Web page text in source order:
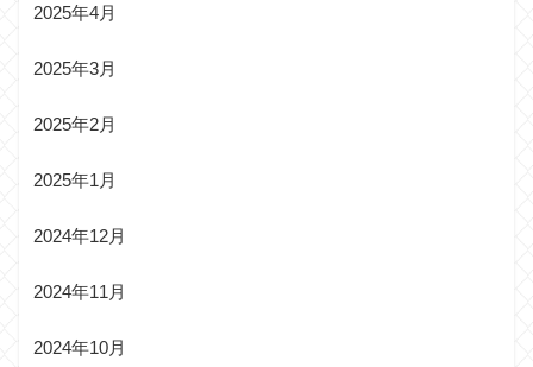
2025年4月
2025年3月
2025年2月
2025年1月
2024年12月
2024年11月
2024年10月